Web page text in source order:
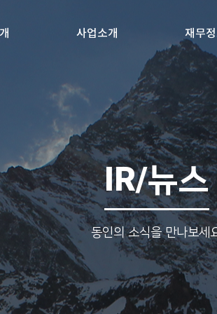
사업소개 재무
IR/뉴스
동인의 소식을 만나보세